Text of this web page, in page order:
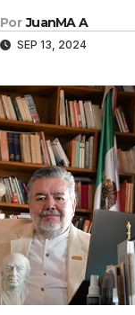
Por JuanMA A
SEP 13, 2024